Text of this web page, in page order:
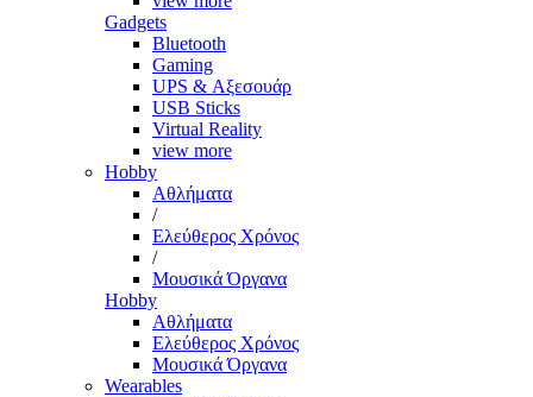
Gadgets
Bluetooth
Gaming
UPS & Αξεσουάρ
USB Sticks
Virtual Reality
view more
Hobby
Αθλήματα
/
Ελεύθερος Χρόνος
/
Μουσικά Όργανα
Hobby
Αθλήματα
Ελεύθερος Χρόνος
Μουσικά Όργανα
Wearables